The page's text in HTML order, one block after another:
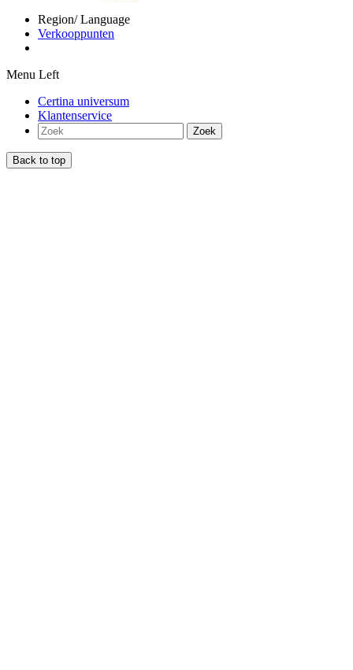
Region/ Language
Verkooppunten
Menu Left
Certina universum
Klantenservice
Zoek
Back to top